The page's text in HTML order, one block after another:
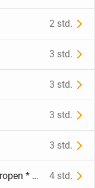
2 std.
3 std.
3 std.
3 std.
3 std.
NEU * Psychedelisch * Hippie- Look * Tropen * Farne * Tauben * Vögel * Skinny *Jeans- Hose "Ted Baker" Original * Gr. 34- 36/ XS- S * grün- Töne * 4 std.